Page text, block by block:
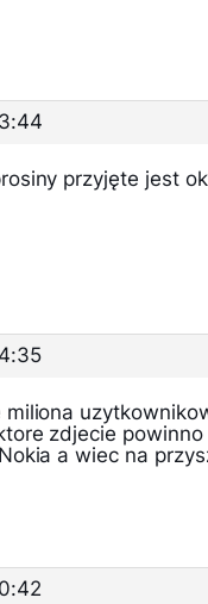
przyjęte jest
miliona
zdjecie
a wiec na